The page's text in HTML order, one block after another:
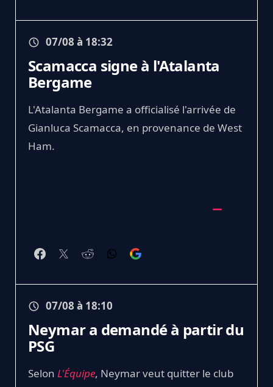
07/08 à 18:32
Scamacca signe à l'Atalanta
Bergame
L'Atalanta Bergame a officialisé l'arrivée de
Gianluca Scamacca, en provenance de West
Ham.
07/08 à 18:10
Neymar a demandé à partir du
PSG
Selon L'Équipe, Neymar veut quitter le club